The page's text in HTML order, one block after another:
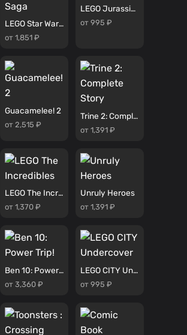
LEGO Star Wars: The Skywalker Saga
от 1,851 ₽
LEGO Jurassic World
от 995 ₽
Guacamelee! 2
от 2,515 ₽
Trine 2: Complete Story
от 1,391 ₽
LEGO The Incredibles
от 1,370 ₽
Unruly Heroes
от 1,391 ₽
Ben 10: Power Trip!
от 3,360 ₽
LEGO CITY Undercover
от 995 ₽